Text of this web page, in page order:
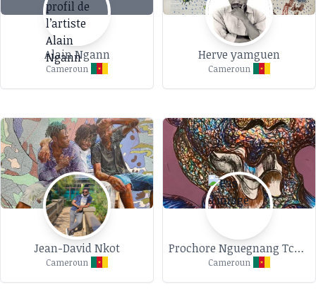
Alain Ngann
Cameroun
Herve yamguen
Cameroun
Jean-David Nkot
Cameroun
Prochore Nguegnang Tchuidjang
Cameroun